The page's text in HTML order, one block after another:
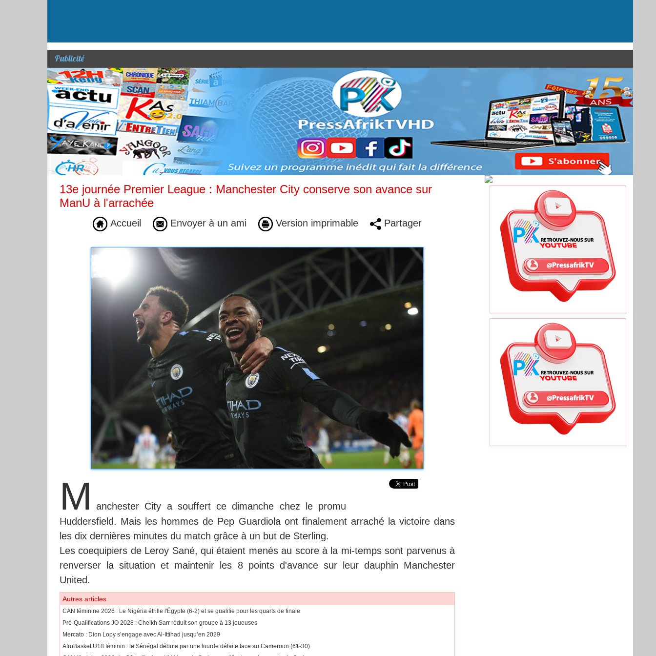
Publicité
13e journée Premier League : Manchester City conserve son avance sur
ManU à l'arrachée
Accueil Envoyer à un ami Version imprimable Partager
M
anchester City a souffert ce dimanche chez le promu
Huddersfield. Mais les hommes de Pep Guardiola ont finalement arraché la victoire dans
les dix dernières minutes du match grâce à un but de Sterling.
Les coequipiers de Leroy Sané, qui étaient menés au score à la mi-temps sont parvenus à
renverser la situation et maintenir les 8 points d'avance sur leur dauphin Manchester
United.
Autres articles
CAN féminine 2026 : Le Nigéria étrille l'Égypte (6-2) et se qualifie pour les quarts de finale
Pré-Qualifications JO 2028 : Cheikh Sarr réduit son groupe à 13 joueuses
Mercato : Dion Lopy s’engage avec Al-Ittihad jusqu’en 2029
AfroBasket U18 féminin : le Sénégal débute par une lourde défaite face au Cameroun (61-30)